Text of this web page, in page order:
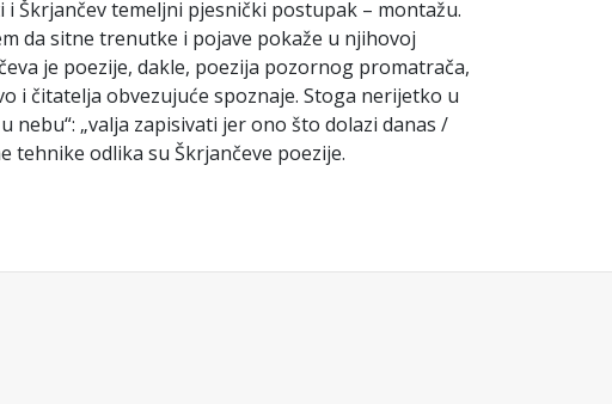
i Škrjančev temeljni pjesnički postupak – montažu.
da sitne trenutke i pojave pokaže u njihovoj
je poezije, dakle, poezija pozornog promatrača,
i čitatelja obvezujuće spoznaje. Stoga nerijetko u
„valja zapisivati jer ono što dolazi danas /
tehnike odlika su Škrjančeve poezije.